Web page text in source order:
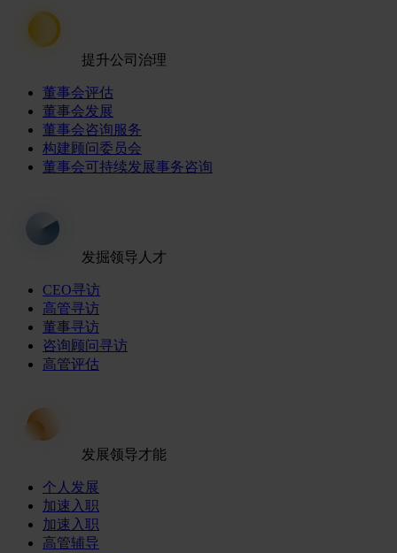
提升公司治理
董事会评估
董事会发展
董事会咨询服务
构建顾问委员会
董事会可持续发展事务咨询
发掘领导人才
CEO寻访
高管寻访
董事寻访
咨询顾问寻访
高管评估
发展领导才能
个人发展
加速入职
加速入职
高管辅导